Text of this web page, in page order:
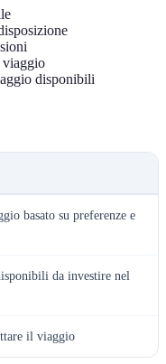
viaggio
disponibili
basato su preferenze e
da investire nel
il viaggio